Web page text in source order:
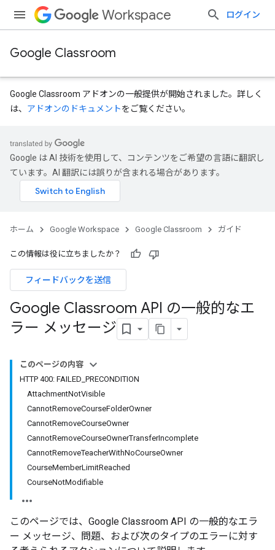
Workspace ログイン
Google Classroom
Google Classroom アドオンの一般提供が開始されました。詳しく
は、 アドオンのドキュメントをご覧ください。
Google は AI 技術を使用して、コンテンツをご希望の言語に翻訳し
ています。AI 翻訳には誤りが含まれる場合があります。
ホーム Google Workspace Google Classroom ガイド
この情報は役に立ちましたか？
フィードバックを送信
Google Classroom API の一般的なエ
ラー メッセージ
このページの内容
HTTP 400: FAILED_PRECONDITION
AttachmentNotVisible
CannotRemoveCourseFolderOwner
CannotRemoveCourseOwner
CannotRemoveCourseOwnerTransferIncomplete
CannotRemoveTeacherWithNoCourseOwner
CourseMemberLimitReached
CourseNotModifiable
このページでは、Google Classroom API の一般的なエラ
ー メッセージ、問題、および次のタイプのエラーに対す